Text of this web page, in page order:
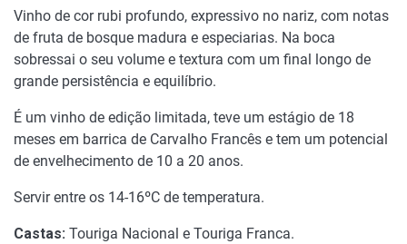
Vinho de cor rubi profundo, expressivo no nariz, com notas
de fruta de bosque madura e especiarias. Na boca
sobressai o seu volume e textura com um final longo de
grande persistência e equilíbrio.
É um vinho de edição limitada, teve um estágio de 18
meses em barrica de Carvalho Francês e tem um potencial
de envelhecimento de 10 a 20 anos.
Servir entre os 14-16ºC de temperatura.
Castas: Touriga Nacional e Touriga Franca.